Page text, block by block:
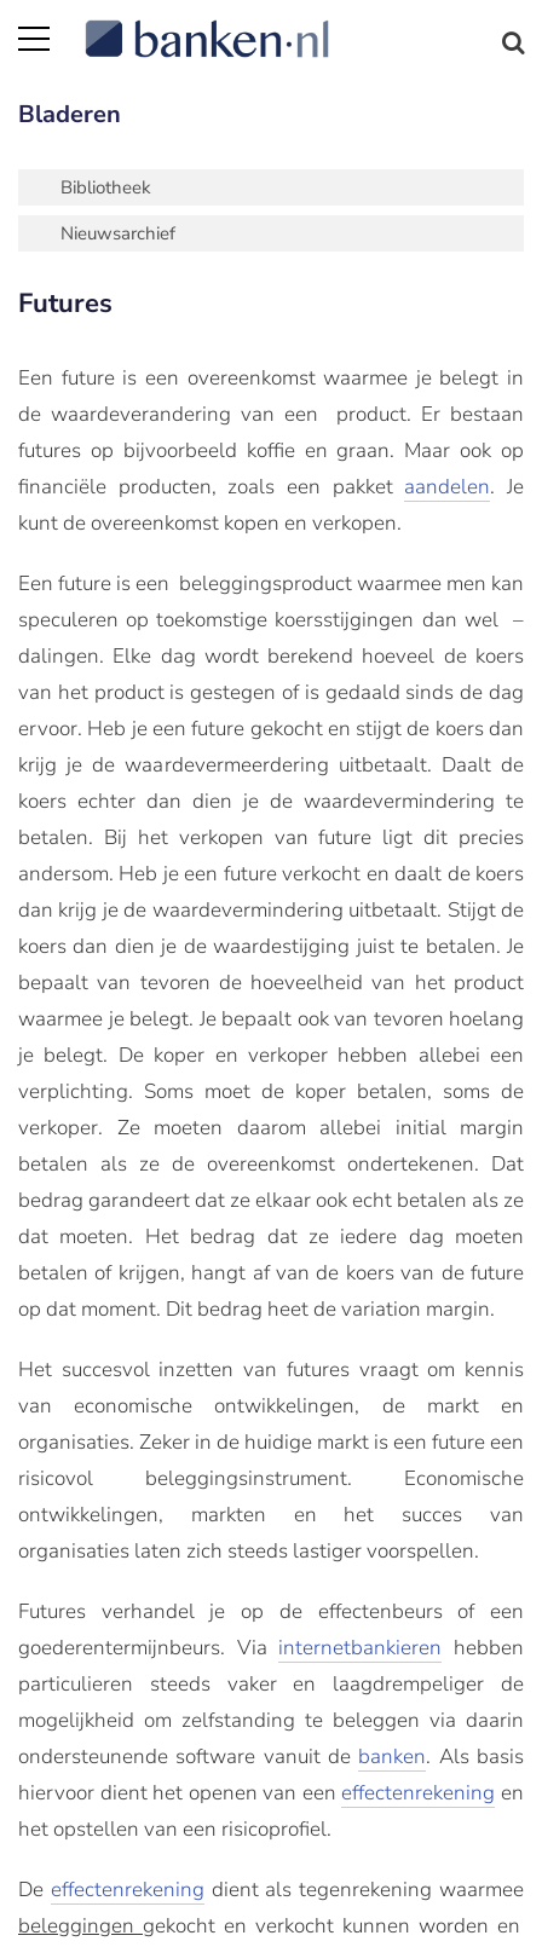
Bladeren
Bibliotheek
Nieuwsarchief
Futures
Een future is een overeenkomst waarmee je belegt in
de waardeverandering van een product. Er bestaan
futures op bijvoorbeeld koffie en graan. Maar ook op
financiële producten, zoals een pakket aandelen. Je
kunt de overeenkomst kopen en verkopen.
Een future is een beleggingsproduct waarmee men kan
speculeren op toekomstige koersstijgingen dan wel –
dalingen. Elke dag wordt berekend hoeveel de koers
van het product is gestegen of is gedaald sinds de dag
ervoor. Heb je een future gekocht en stijgt de koers dan
krijg je de waardevermeerdering uitbetaalt. Daalt de
koers echter dan dien je de waardevermindering te
betalen. Bij het verkopen van future ligt dit precies
andersom. Heb je een future verkocht en daalt de koers
dan krijg je de waardevermindering uitbetaalt. Stijgt de
koers dan dien je de waardestijging juist te betalen. Je
bepaalt van tevoren de hoeveelheid van het product
waarmee je belegt. Je bepaalt ook van tevoren hoelang
je belegt. De koper en verkoper hebben allebei een
verplichting. Soms moet de koper betalen, soms de
verkoper. Ze moeten daarom allebei initial margin
betalen als ze de overeenkomst ondertekenen. Dat
bedrag garandeert dat ze elkaar ook echt betalen als ze
dat moeten. Het bedrag dat ze iedere dag moeten
betalen of krijgen, hangt af van de koers van de future
op dat moment. Dit bedrag heet de variation margin.
Het succesvol inzetten van futures vraagt om kennis
van economische ontwikkelingen, de markt en
organisaties. Zeker in de huidige markt is een future een
risicovol beleggingsinstrument. Economische
ontwikkelingen, markten en het succes van
organisaties laten zich steeds lastiger voorspellen.
Futures verhandel je op de effectenbeurs of een
goederentermijnbeurs. Via internetbankieren hebben
particulieren steeds vaker en laagdrempeliger de
mogelijkheid om zelfstanding te beleggen via daarin
ondersteunende software vanuit de banken. Als basis
hiervoor dient het openen van een effectenrekening en
het opstellen van een risicoprofiel.
De effectenrekening dient als tegenrekening waarmee
beleggingen gekocht en verkocht kunnen worden en